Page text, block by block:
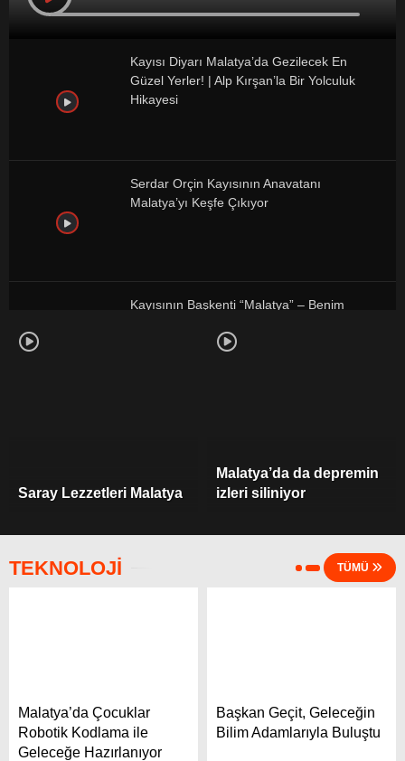
Kayısı Diyarı Malatya’da Gezilecek En
Güzel Yerler! | Alp Kırşan’la Bir Yolculuk
Hikayesi
Serdar Orçin Kayısının Anavatanı
Malatya’yı Keşfe Çıkıyor
Kayısının Başkenti “Malatya” – Benim
Saray Lezzetleri Malatya
Malatya’da da depremin
izleri siliniyor
TEKNOLOJİ TÜMÜ
Malatya’da Çocuklar
Robotik Kodlama ile
Geleceğe Hazırlanıyor
Başkan Geçit, Geleceğin
Bilim Adamlarıyla Buluştu